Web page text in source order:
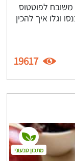
לפוטטוס
וגלו איך להכין
19617
מתכון טבעוני